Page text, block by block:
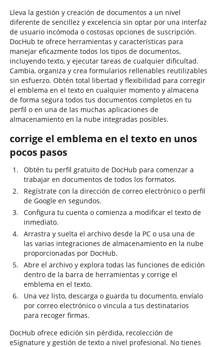
Lleva la gestión y creación de documentos a un nivel
diferente de sencillez y excelencia sin optar por una interfaz
de usuario incómoda o costosas opciones de suscripción.
DocHub te ofrece herramientas y características para
manejar eficazmente todos los tipos de documentos,
incluyendo texto, y ejecutar tareas de cualquier dificultad.
Cambia, organiza y crea formularios rellenables reutilizables
sin esfuerzo. Obtén total libertad y flexibilidad para corregir
el emblema en el texto en cualquier momento y almacena
de forma segura todos tus documentos completos en tu
perfil o en una de las muchas aplicaciones de
almacenamiento en la nube integradas posibles.
corrige el emblema en el texto en unos
pocos pasos
Obtén tu perfil gratuito de DocHub para comenzar a
trabajar en documentos de todos los formatos.
Regístrate con la dirección de correo electrónico o perfil
de Google en segundos.
Configura tu cuenta o comienza a modificar el texto de
inmediato.
Arrastra y suelta el archivo desde la PC o usa una de
las varias integraciones de almacenamiento en la nube
proporcionadas por DocHub.
Abre el archivo y explora todas las funciones de edición
dentro de la barra de herramientas y corrige el
emblema en el texto.
Una vez listo, descarga o guarda tu documento, envíalo
por correo electrónico o vincula a tus destinatarios
para recoger firmas.
DocHub ofrece edición sin pérdida, recolección de
eSignature y gestión de texto a nivel profesional. No tienes